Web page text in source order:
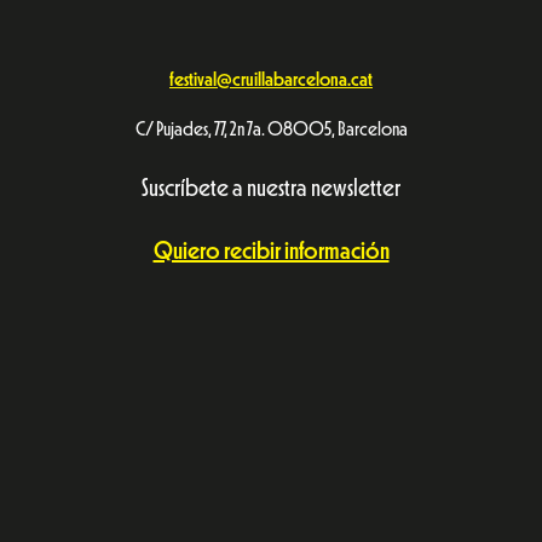
festival@cruillabarcelona.cat
C/ Pujades, 77, 2n 7a. 08005, Barcelona
Suscríbete a nuestra newsletter
Quiero recibir información